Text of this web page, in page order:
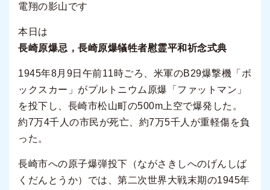
電翔の影山です
本日は
長崎原爆忌，長崎原爆犠牲者慰霊平和祈念式典
1945年8月9日午前11時ごろ、米軍のB29爆撃機「ボ
ックスカー」がプルトニウム原爆「ファットマン」
を投下し、長崎市松山町の500m上空で爆発した。
約7万4千人の市民が死亡、約7万5千人が重軽傷を負
った。
長崎市への原子爆弾投下（ながさきしへのげんしば
くだんとうか）では、第二次世界大戦末期の1945年